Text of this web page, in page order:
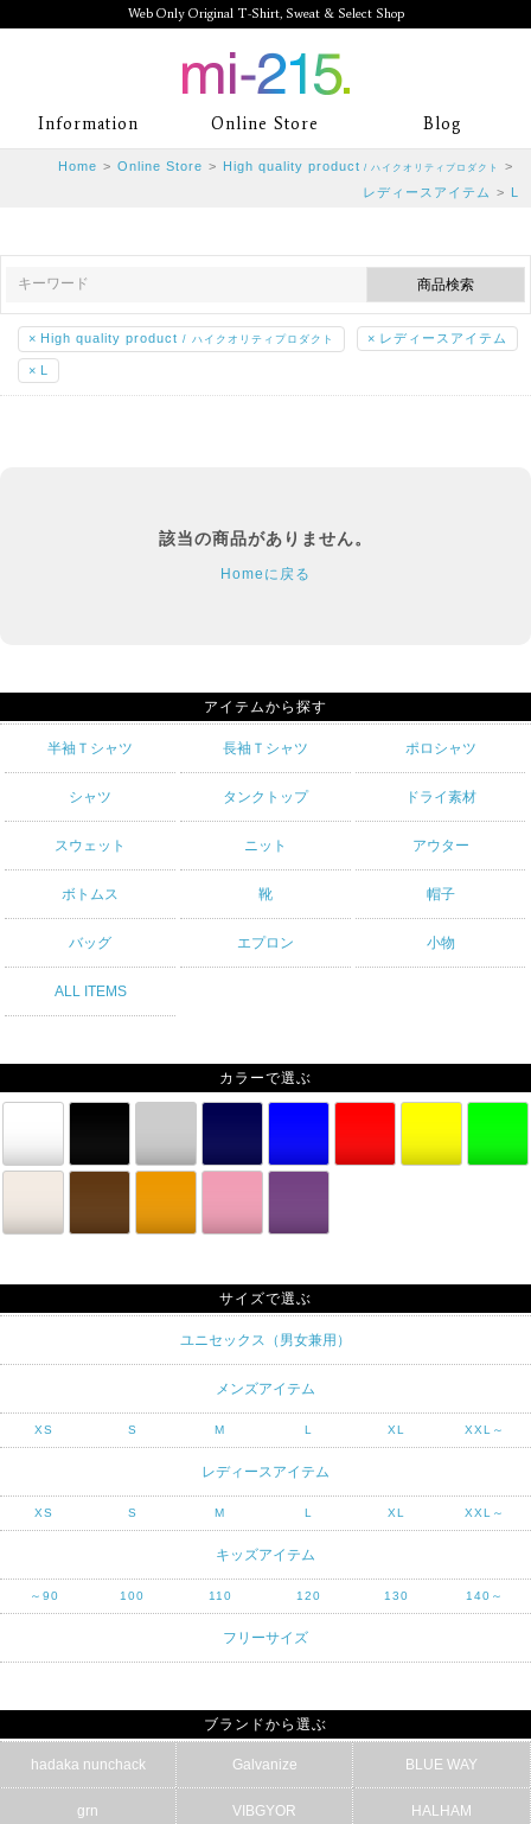
Web Only Original T-Shirt, Sweat & Select Shop
mi-215. Web Only Original T-Shirt,
Sweat & Select Shop mi-215. Tシャ
ツを中心としたカジュアルスタイルブ
Information Online Store Blog
Home > Online Store > High quality product / ハイクオリティプロダクト
>
レディースアイテム > L
× High quality product / ハイクオリティプロダクト × レディースアイテム
× L
該当の商品がありません。
Homeに戻る
アイテムから探す
半袖Ｔシャツ 長袖Ｔシャツ ポロシャツ
シャツ タンクトップ ドライ素材
スウェット ニット アウター
ボトムス 靴 帽子
バッグ エプロン 小物
ALL ITEMS
カラーで選ぶ
サイズで選ぶ
ユニセックス（男女兼用）
メンズアイテム
XS S M L XL XXL～
レディースアイテム
XS S M L XL XXL～
キッズアイテム
～90 100 110 120 130 140～
フリーサイズ
ブランドから選ぶ
hadaka nunchack Galvanize BLUE WAY
grn VIBGYOR HALHAM